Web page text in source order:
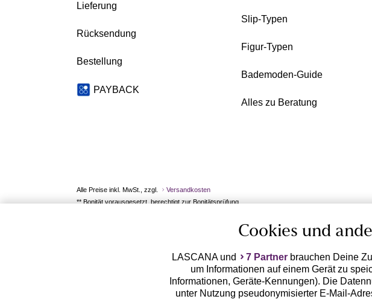
Lieferung
Rücksendung
Bestellung
PAYBACK
Slip-Typen
Figur-Typen
Bademoden-Guide
Alles zu Beratung
Alle Preise inkl. MwSt., zzgl.
Versandkosten
** Bonität vorausgesetzt, berechtigt zur Bonitätsprüfung
Cookies und
LASCANA und 7 Partnerbrauchen Deine
um Informationen auf einem Gerät zu
Informationen, Geräte-Kennungen). Die
unter Nutzung pseudonymisierter E-Mail-